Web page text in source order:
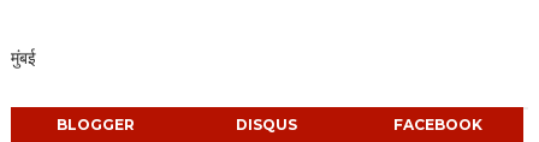
मुंबई
BLOGGER DISQUS FACEBOOK